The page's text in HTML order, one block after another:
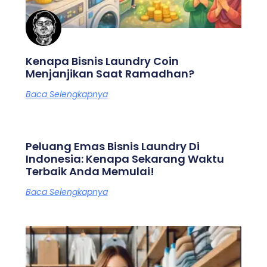
Kenapa Bisnis Laundry Coin
Menjanjikan Saat Ramadhan?
Baca Selengkapnya
Peluang Emas Bisnis Laundry Di
Indonesia: Kenapa Sekarang Waktu
Terbaik Anda Memulai!
Baca Selengkapnya